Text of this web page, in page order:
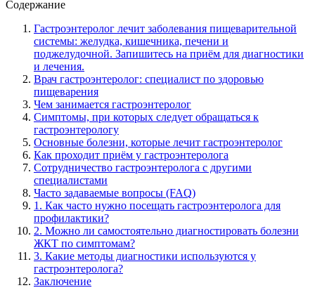
Содержание
Гастроэнтеролог лечит заболевания пищеварительной
системы: желудка, кишечника, печени и
поджелудочной. Запишитесь на приём для диагностики
и лечения.
Врач гастроэнтеролог: специалист по здоровью
пищеварения
Чем занимается гастроэнтеролог
Симптомы, при которых следует обращаться к
гастроэнтерологу
Основные болезни, которые лечит гастроэнтеролог
Как проходит приём у гастроэнтеролога
Сотрудничество гастроэнтеролога с другими
специалистами
Часто задаваемые вопросы (FAQ)
1. Как часто нужно посещать гастроэнтеролога для
профилактики?
2. Можно ли самостоятельно диагностировать болезни
ЖКТ по симптомам?
3. Какие методы диагностики используются у
гастроэнтеролога?
Заключение